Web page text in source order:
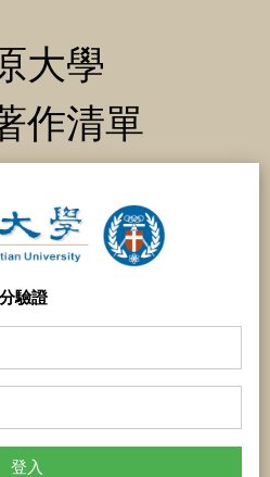
大學
作清單
驗證
登入